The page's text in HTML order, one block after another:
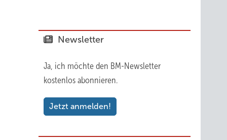
soll
Newsletter
Ja, ich möchte den BM-Newsletter
kostenlos abonnieren.
Jetzt anmelden!